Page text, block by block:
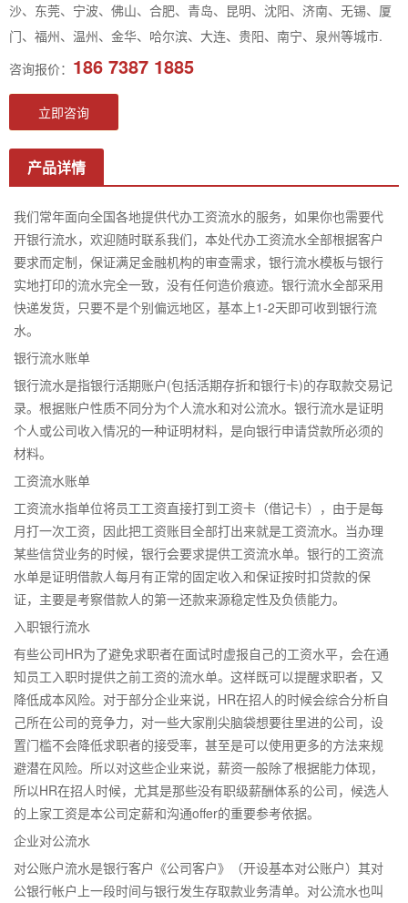
沙、东莞、宁波、佛山、合肥、青岛、昆明、沈阳、济南、无锡、厦
门、福州、温州、金华、哈尔滨、大连、贵阳、南宁、泉州等城市.
咨询报价： 186 7387 1885
立即咨询
产品详情
我们常年面向全国各地提供代办工资流水的服务，如果你也需要代
开银行流水，欢迎随时联系我们，本处代办工资流水全部根据客户
要求而定制，保证满足金融机构的审查需求，银行流水模板与银行
实地打印的流水完全一致，没有任何造价痕迹。银行流水全部采用
快递发货，只要不是个别偏远地区，基本上1-2天即可收到银行流
水。
银行流水账单
银行流水是指银行活期账户(包括活期存折和银行卡)的存取款交易记
录。根据账户性质不同分为个人流水和对公流水。银行流水是证明
个人或公司收入情况的一种证明材料，是向银行申请贷款所必须的
材料。
工资流水账单
工资流水指单位将员工工资直接打到工资卡（借记卡），由于是每
月打一次工资，因此把工资账目全部打出来就是工资流水。当办理
某些信贷业务的时候，银行会要求提供工资流水单。银行的工资流
水单是证明借款人每月有正常的固定收入和保证按时扣贷款的保
证，主要是考察借款人的第一还款来源稳定性及负债能力。
入职银行流水
有些公司HR为了避免求职者在面试时虚报自己的工资水平，会在通
知员工入职时提供之前工资的流水单。这样既可以提醒求职者，又
降低成本风险。对于部分企业来说，HR在招人的时候会综合分析自
己所在公司的竞争力，对一些大家削尖脑袋想要往里进的公司，设
置门槛不会降低求职者的接受率，甚至是可以使用更多的方法来规
避潜在风险。所以对这些企业来说，薪资一般除了根据能力体现，
所以HR在招人时候，尤其是那些没有职级薪酬体系的公司，候选人
的上家工资是本公司定薪和沟通offer的重要参考依据。
企业对公流水
对公账户流水是银行客户《公司客户》（开设基本对公账户）其对
公银行帐户上一段时间与银行发生存取款业务清单。对公流水也叫